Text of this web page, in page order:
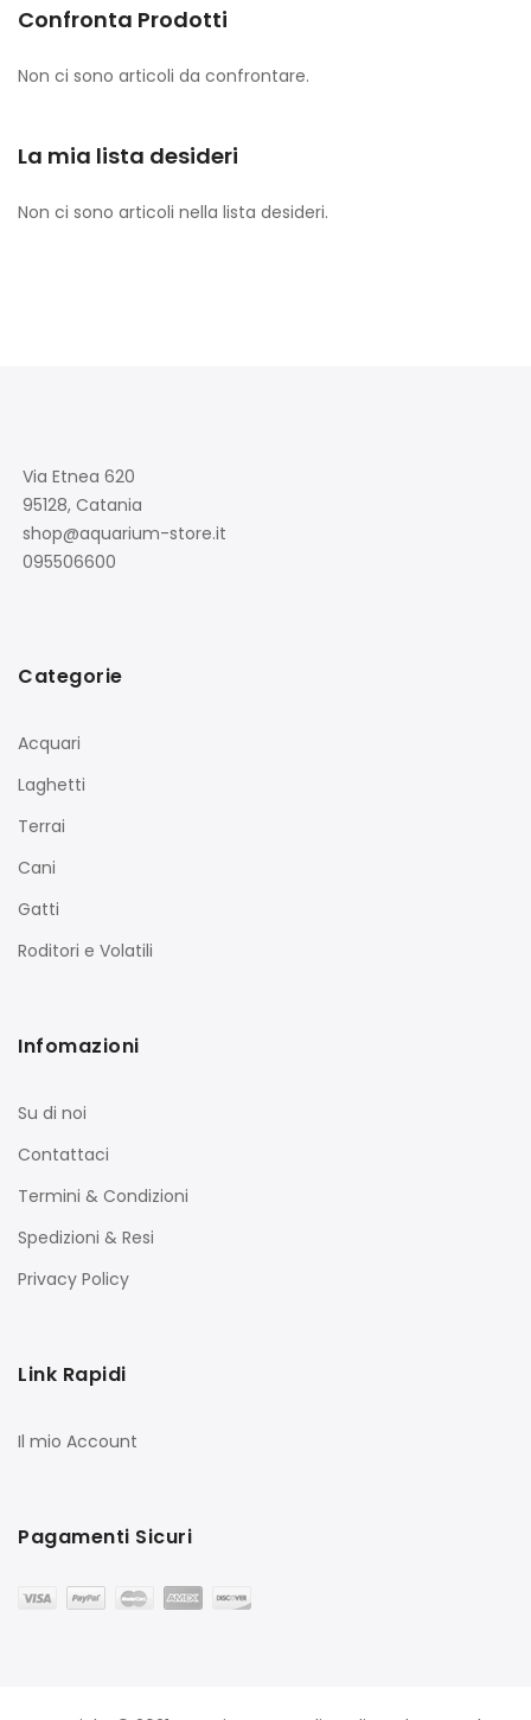
Confronta Prodotti
Non ci sono articoli da confrontare.
La mia lista desideri
Non ci sono articoli nella lista desideri.
Via Etnea 620
95128, Catania
shop@aquarium-store.it
095506600
Categorie
Acquari
Laghetti
Terrai
Cani
Gatti
Roditori e Volatili
Infomazioni
Su di noi
Contattaci
Termini & Condizioni
Spedizioni & Resi
Privacy Policy
Link Rapidi
Il mio Account
Pagamenti Sicuri